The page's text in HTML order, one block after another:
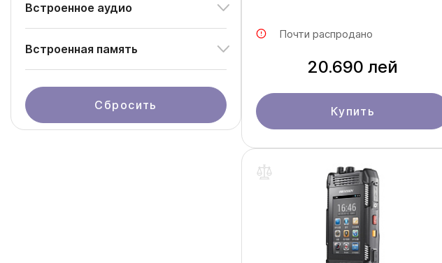
Встроенное аудио
Встроенная память
Сбросить
Почти распродано
20.690 лей
Купить